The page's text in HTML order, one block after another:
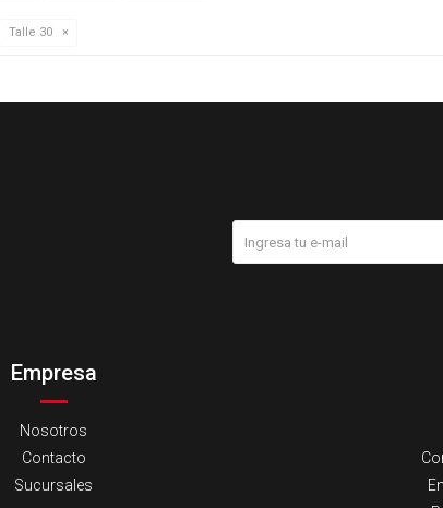
Talle 30
Empresa
Nosotros
Contacto
Sucursales